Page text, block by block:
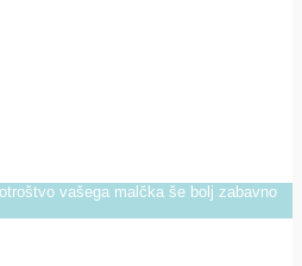
vašega malčka še bolj zabavno